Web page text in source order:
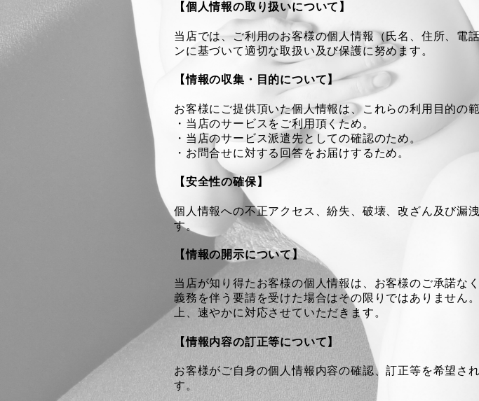
【個人情報の取り扱いについて】
当店では、ご利用のお客様の個人情報（氏名、住所、電
ンに基づいて適切な取扱い及び保護に努めます。
【情報の収集・目的について】
お客様にご提供頂いた個人情報は、これらの利用目的の
・当店のサービスをご利用頂くため。
・当店のサービス派遣先としての確認のため。
・お問合せに対する回答をお届けするため。
【安全性の確保】
個人情報への不正アクセス、紛失、破壊、改ざん及び漏
す。
【情報の開示について】
当店が知り得たお客様の個人情報は、お客様のご承諾な
義務を伴う要請を受けた場合はその限りではありません
上、速やかに対応させていただきます。
【情報内容の訂正等について】
お客様がご自身の個人情報内容の確認、訂正等を希望さ
す。